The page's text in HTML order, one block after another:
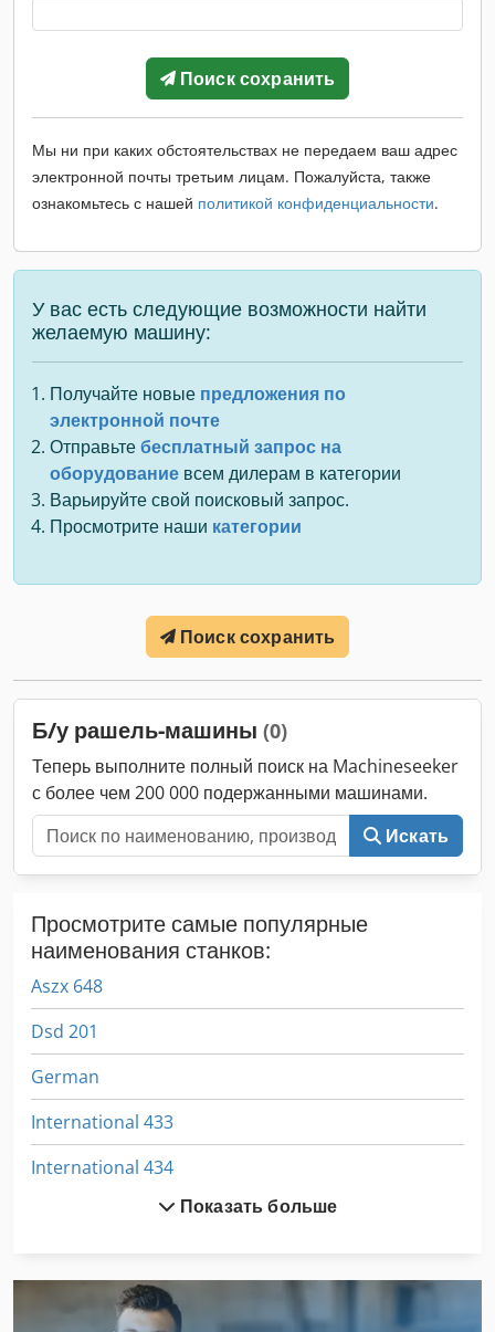
Поиск сохранить
Мы ни при каких обстоятельствах не передаем ваш адрес
электронной почты третьим лицам. Пожалуйста, также
ознакомьтесь с нашей политикой конфиденциальности.
У вас есть следующие возможности найти
желаемую машину:
Получайте новые предложения по
электронной почте
Отправьтебесплатный запрос на
оборудование всем дилерам в категории
Варьируйте свой поисковый запрос.
Просмотрите наши категории
Поиск сохранить
Б/у рашель-машины (0)
Теперь выполните полный поиск на Machineseeker
с более чем 200 000 подержанными машинами.
Искать
Просмотрите самые популярные
наименования станков:
Aszx 648
Dsd 201
German
International 433
International 434
International 560 Показать больше